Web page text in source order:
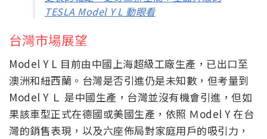
TESLA Model Y L 動眼看
台灣市場展望
Model Y L 目前由中國上海超級工廠生產，已出口至
澳洲和紐西蘭。台灣是否引進仍是未知數，但考量到
Model Y Ｌ 是中國生產，台灣並沒有機會引進，但如
果該車型正式在德國或美國生產，依照 Ｍodel Y 在台
灣的銷售表現，以及六座佈局對家庭用戶的吸引力，